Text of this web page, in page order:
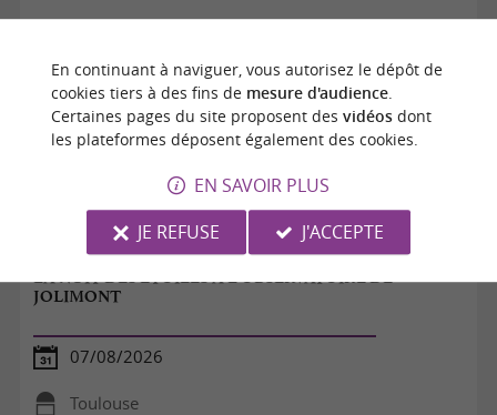
LA NUIT DES ETOILES A L'OBSERVATOIRE DE
JOLIMONT
07/08/2026
Toulouse
En continuant à naviguer, vous autorisez le dépôt de
cookies tiers à des fins de mesure d'audience.
Certaines pages du site proposent des vidéosdont
les plateformes déposent également des cookies.
EN SAVOIR PLUS
JE REFUSE
J'ACCEPTE